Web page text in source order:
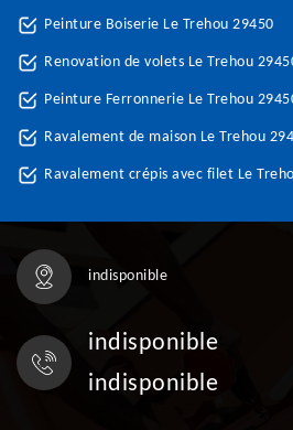
Peinture Boiserie Le Trehou 29450
Renovation de volets Le Trehou
Peinture Ferronnerie Le Trehou
Ravalement de maison Le Trehou
Ravalement crépis avec filet Le
indisponible
indisponible
indisponible